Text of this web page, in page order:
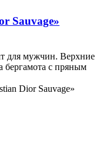
Sauvage»
для мужчин. Верхние
бергамота с пряным
Dior Sauvage»